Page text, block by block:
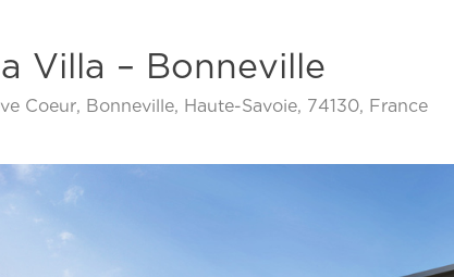
Villa – Bonneville
Coeur, Bonneville, Haute-Savoie, 74130, France